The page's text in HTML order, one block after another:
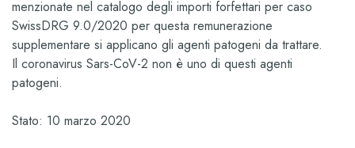
menzionate nel catalogo degli importi forfettari per caso
SwissDRG 9.0/2020 per questa remunerazione
supplementare si applicano gli agenti patogeni da trattare.
Il coronavirus Sars-CoV-2 non è uno di questi agenti
patogeni.
Stato: 10 marzo 2020